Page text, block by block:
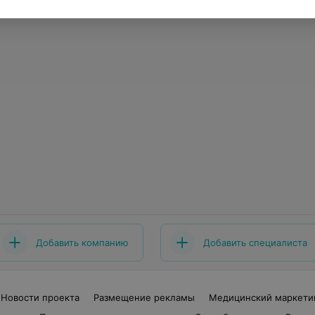
Добавить компанию Добавить специалиста
Новости проекта Размещение рекламы
Медицинский